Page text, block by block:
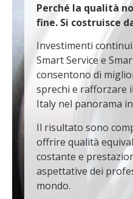
Perché la qualità
fine. Si costruisce
Investimenti
Smart Service e
consentono di
sprechi e rafforzare
Italy nel panorama
Il risultato sono
offrire qualità
costante e
aspettative dei
mondo.